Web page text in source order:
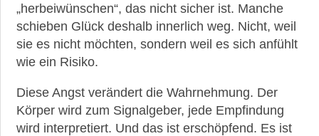
„herbeiwünschen“, das nicht sicher ist. Manche
schieben Glück deshalb innerlich weg. Nicht, weil
sie es nicht möchten, sondern weil es sich anfühlt
wie ein Risiko.
Diese Angst verändert die Wahrnehmung. Der
Körper wird zum Signalgeber, jede Empfindung
wird interpretiert. Und das ist erschöpfend. Es ist